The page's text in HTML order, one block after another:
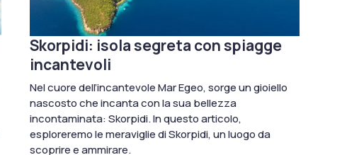
Skorpidi: isola segreta con spiagge
incantevoli
Nel cuore dell’incantevole Mar Egeo, sorge un gioiello
nascosto che incanta con la sua bellezza
incontaminata: Skorpidi. In questo articolo,
esploreremo le meraviglie di Skorpidi, un luogo da
scoprire e ammirare.